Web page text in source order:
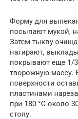
Форму для
посыпают мукой,
Затем тыкву
натирают,
покрывают еще 1/
творожную массу.
поверхности
пластинами
при 180 °C около
столу.